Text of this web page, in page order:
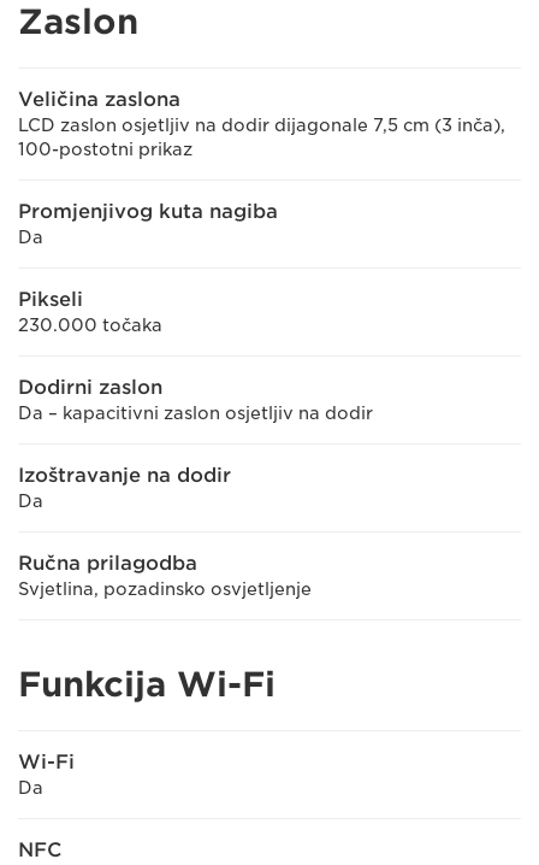
Zaslon
Veličina zaslona
LCD zaslon osjetljiv na dodir dijagonale 7,5 cm (3 inča),
100-postotni prikaz
Promjenjivog kuta nagiba
Da
Pikseli
230.000 točaka
Dodirni zaslon
Da – kapacitivni zaslon osjetljiv na dodir
Izoštravanje na dodir
Da
Ručna prilagodba
Svjetlina, pozadinsko osvjetljenje
Funkcija Wi-Fi
Wi-Fi
Da
NFC